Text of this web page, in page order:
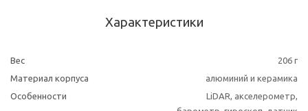
Характеристики
Вес
206 г
Материал корпуса
алюминий и керамика
Особенности
LiDAR, акселерометр,